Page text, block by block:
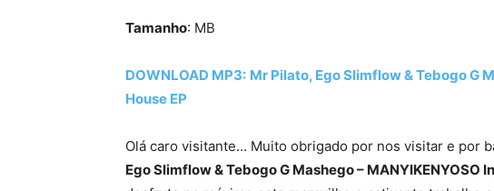
Tamanho: MB
DOWNLOAD MP3: Mr Pilato, Ego Slimflow & Tebogo G
House EP
Olá caro visitante… Muito obrigado por nos visitar e por
Ego Slimflow & Tebogo G Mashego – MANYIKENYOSO